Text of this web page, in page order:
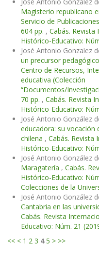
Magisterio republicano
Servicio de
604 pp. , Cabás.
Histórico-Educativo:
José Antonio Gonzalez
un precursor
Centro de Recursos,
educativa (Colección
“Documentos/
70 pp. , Cabás. Revista
Histórico-Educativo:
José Antonio González
educadora: su vocación
chilena , Cabás. Revista
Histórico-Educativo:
José Antonio González
Maragatería , Cabás.
Histórico-Educativo:
Colecciones de la
José Antonio González
Cantabria en las
Cabás. Revista
Educativo: Núm. 21
<< < 1 2 3 4 5 > >>